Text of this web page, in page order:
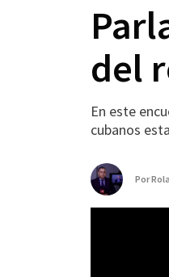
del
En este
cubanos
Por